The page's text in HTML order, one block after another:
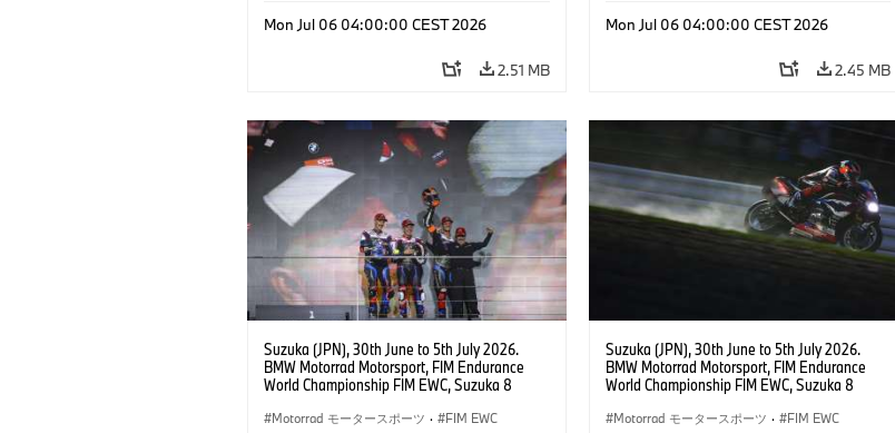
Mon Jul 06 04:00:00 CEST 2026
2.51 MB
Mon Jul 06 04:00:00 CEST 2026
2.45 MB
Suzuka (JPN), 30th June to 5th July 2026.
BMW Motorrad Motorsport, FIM Endurance
World Championship FIM EWC, Suzuka 8
#37 BMW M 1000 RR, Markus Reiterberger
Motorrad モータースポーツ · FIM EWC
Suzuka (JPN), 30th June to 5th July 2026.
BMW Motorrad Motorsport, FIM Endurance
World Championship FIM EWC, Suzuka 8
#37 BMW M 1000 RR, Markus Reiterberger
Motorrad モータースポーツ · FIM EWC